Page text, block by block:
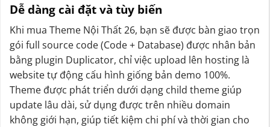
Dễ dàng cài đặt và tùy biến
Khi mua Theme Nội Thất 26, bạn sẽ được bàn giao trọn
gói full source code (Code + Database) được nhân bản
bằng plugin Duplicator, chỉ việc upload lên hosting là
website tự động cấu hình giống bản demo 100%.
Theme được phát triển dưới dạng child theme giúp
update lâu dài, sử dụng được trên nhiều domain
không giới hạn, giúp tiết kiệm chi phí và thời gian cho